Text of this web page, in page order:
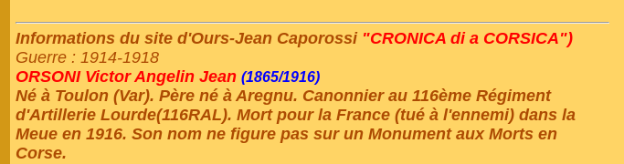
Informations du site d'Ours-Jean Caporossi "CRONICA di a CORSICA")
Guerre : 1914-1918
ORSONI Victor Angelin Jean (1865/1916)
Né à Toulon (Var). Père né à Aregnu. Canonnier au 116ème Régiment
d'Artillerie Lourde(116RAL). Mort pour la France (tué à l'ennemi) dans la
Meue en 1916. Son nom ne figure pas sur un Monument aux Morts en
Corse.